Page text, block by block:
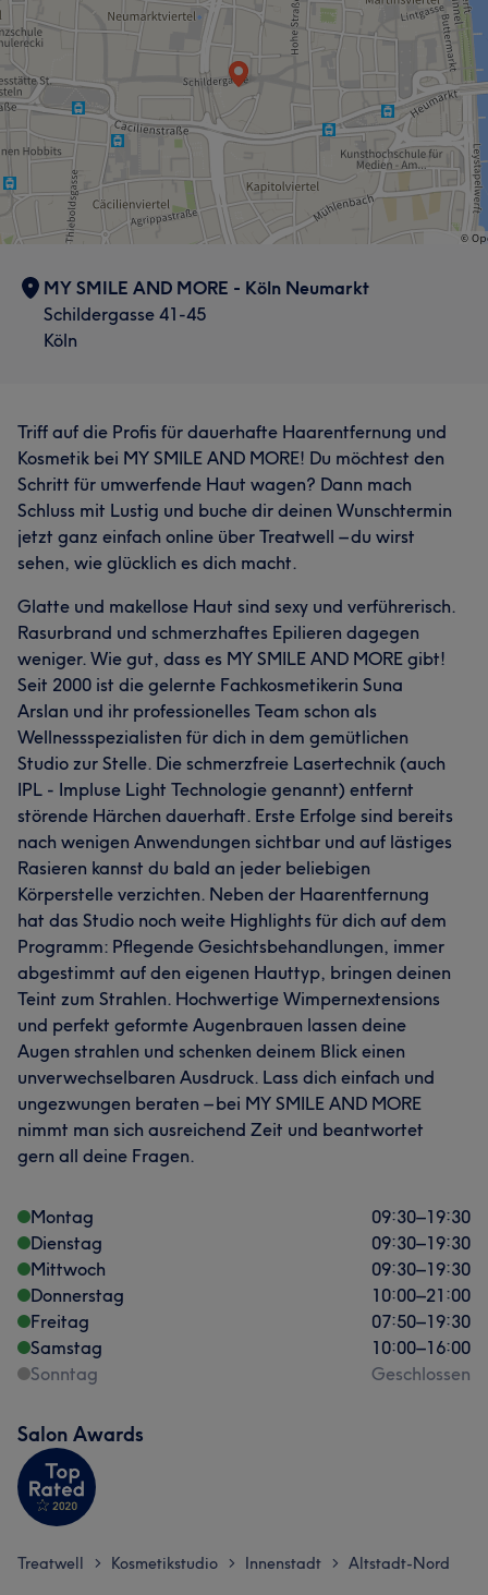
Was unsere Kunden über S. sagen
Herzlich
Freundlich 12
Was unsere Kunden über S.Arslan sagen
Kompetent 13
MY SMILE AND MORE - Köln Neumarkt
Schildergasse 41-45
Köln
Triff auf die Profis für dauerhafte Haarentfernung und
Kosmetik bei MY SMILE AND MORE! Du möchtest den
Schritt für umwerfende Haut wagen? Dann mach
Schluss mit Lustig und buche dir deinen Wunschtermin
jetzt ganz einfach online über Treatwell – du wirst
sehen, wie glücklich es dich macht.
Glatte und makellose Haut sind sexy und verführerisch.
Rasurbrand und schmerzhaftes Epilieren dagegen
weniger. Wie gut, dass es MY SMILE AND MORE gibt!
Seit 2000 ist die gelernte Fachkosmetikerin Suna
Arslan und ihr professionelles Team schon als
Wellnessspezialisten für dich in dem gemütlichen
Studio zur Stelle. Die schmerzfreie Lasertechnik (auch
IPL - Impluse Light Technologie genannt) entfernt
störende Härchen dauerhaft. Erste Erfolge sind bereits
nach wenigen Anwendungen sichtbar und auf lästiges
Rasieren kannst du bald an jeder beliebigen
Körperstelle verzichten. Neben der Haarentfernung
hat das Studio noch weite Highlights für dich auf dem
Programm: Pflegende Gesichtsbehandlungen, immer
abgestimmt auf den eigenen Hauttyp, bringen deinen
Teint zum Strahlen. Hochwertige Wimpernextensions
und perfekt geformte Augenbrauen lassen deine
Augen strahlen und schenken deinem Blick einen
unverwechselbaren Ausdruck. Lass dich einfach und
ungezwungen beraten – bei MY SMILE AND MORE
nimmt man sich ausreichend Zeit und beantwortet
gern all deine Fragen.
Montag 09:30–19:30
Dienstag
09:30–19:30
Mittwoch
09:30–19:30
Donnerstag
10:00–21:00
Freitag
07:50–19:30
Samstag
10:00–16:00
Sonntag
Geschlossen
Salon Awards
Treatwell > Kosmetikstudio > Innenstadt > Altstadt-Nord